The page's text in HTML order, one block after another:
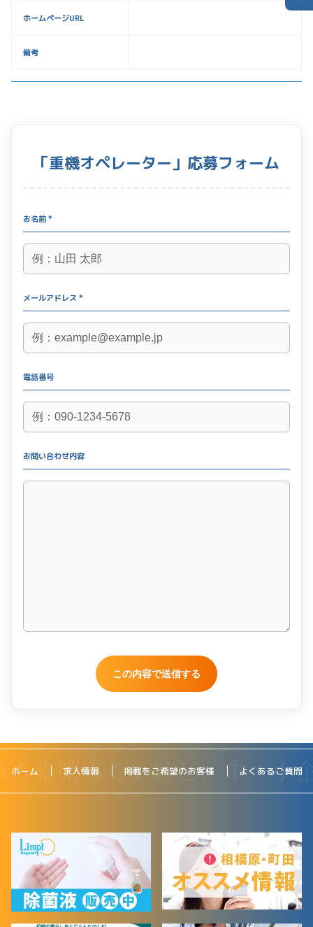
ホームページURL
備考
「重機オペレーター」応募フォーム
お名前 *
メールアドレス *
電話番号
お問い合わせ内容
ホーム 求人情報 掲載をご希望のお客様 よくあるご質問